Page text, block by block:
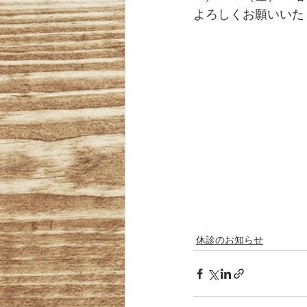
よろしくお願いい
休診のお知らせ